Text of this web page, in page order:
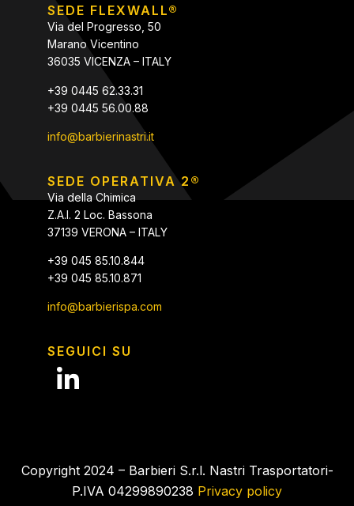
SEDE FLEXWALL®
Via del Progresso, 50
Marano Vicentino
36035 VICENZA – ITALY
+39 0445 62.33.31
+39 0445 56.00.88
info@barbierinastri.it
SEDE OPERATIVA 2®
Via della Chimica
Z.A.I. 2 Loc. Bassona
37139 VERONA – ITALY
+39 045 85.10.844
+39 045 85.10.871
info@barbierispa.com
SEGUICI SU
Copyright 2024 – Barbieri S.r.l. Nastri Trasportatori-
P.IVA 04299890238 Privacy policy